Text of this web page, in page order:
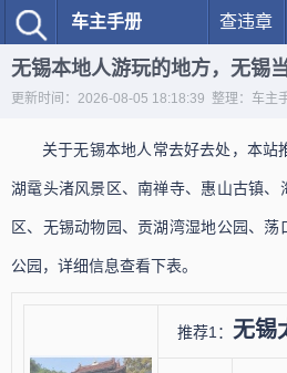
车主手册 查违章
无锡本地人游玩的地方，无锡
更新时间：2026-08-05 18:18:39 整理：车主
关于无锡本地人常去好去处，本站
湖鼋头渚风景区、南禅寺、惠山古镇
区、无锡动物园、贡湖湾湿地公园、
公园，详细信息查看下表。
推荐1： 无锡